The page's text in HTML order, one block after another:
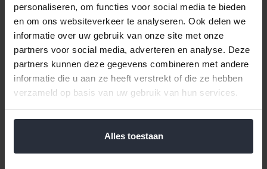
personaliseren, om functies voor social media te bieden
en om ons websiteverkeer te analyseren. Ook delen we
informatie over uw gebruik van onze site met onze
partners voor social media, adverteren en analyse. Deze
partners kunnen deze gegevens combineren met andere
informatie die u aan ze heeft verstrekt of die ze hebben
verzameld op basis van uw gebruik van hun services.
Alles toestaan
Materiaal: rPET (gerecycled PET van plastic flessen)
Voedselveilig: Ja
BPA-vrij: Ja
Warmtebestendig: Tot 100°C
Vriezerbestendig: Ja
Vaatwasserbestendig: Ja
Magnetronbestendig: Nee
Ovenbestendig: Nee
Lengte: 8,8 cm